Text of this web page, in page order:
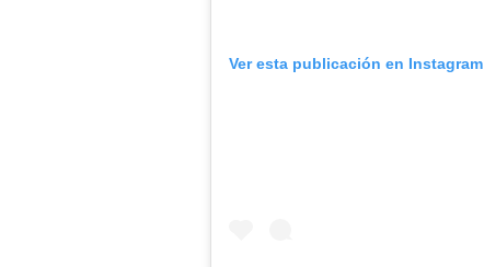
Ver esta publicación en Instagram